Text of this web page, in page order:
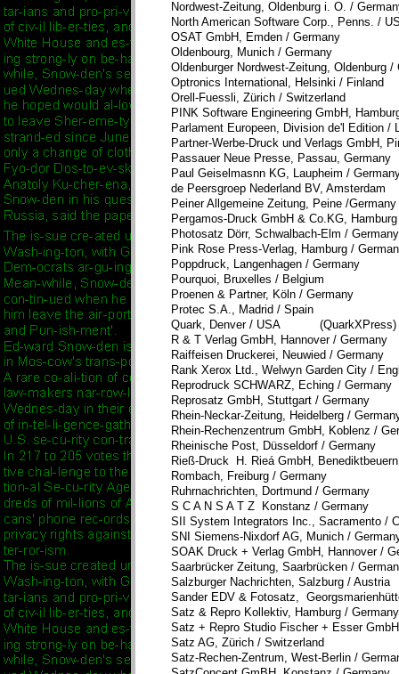
Nordwest-Zeitung, Oldenburg i. O. /
North American Software Corp.,
OSAT GmbH, Emden / Germany
Oldenbourg, Munich / Germany
Oldenburger Nordwest-Zeitung, Oldenburg /
Optronics International, Helsinki / Finland
Orell-Fuessli, Zürich / Switzerland
PINK Software Engineering GmbH,
Parlament Europeen, Division de'l Edition /
Partner-Werbe-Druck und Verlags GmbH,
Passauer Neue Presse, Passau, Germany
Paul Geiselmasnn KG, Laupheim /
de Peersgroep Nederland BV, Amsterdam
Peiner Allgemeine Zeitung, Peine /Germany
Pergamos-Druck GmbH & Co.KG,
Photosatz Dörr, Schwalbach-Elm / Germany
Pink Rose Press-Verlag, Hamburg /
Poppdruck, Langenhagen / Germany
Pourquoi, Bruxelles / Belgium
Proenen & Partner, Köln / Germany
Protec S.A., Madrid / Spain
Quark, Denver / USA (QuarkXPress)
R & T Verlag GmbH, Hannover / Germany
Raiffeisen Druckerei, Neuwied / Germany
Rank Xerox Ltd., Welwyn Garden City
Reprodruck SCHWARZ, Eching / Germany
Reprosatz GmbH, Stuttgart / Germany
Rhein-Neckar-Zeitung, Heidelberg /
Rhein-Rechenzentrum GmbH, Koblenz /
Rheinische Post, Düsseldorf / Germany
Rieß-Druck H. Rieá GmbH,
Rombach, Freiburg / Germany
Ruhrnachrichten, Dortmund / Germany
S C A N S A T Z Konstanz / Germany
SII System Integrators Inc., Sacramento /
SNI Siemens-Nixdorf AG, Munich /
SOAK Druck + Verlag GmbH, Hannover /
Saarbrücker Zeitung, Saarbrücken /
Salzburger Nachrichten, Salzburg / Austria
Sander EDV & Fotosatz,
Satz & Repro Kollektiv, Hamburg / Germany
Satz + Repro Studio Fischer + Esser
Satz AG, Zürich / Switzerland
Satz-Rechen-Zentrum, West-Berlin /